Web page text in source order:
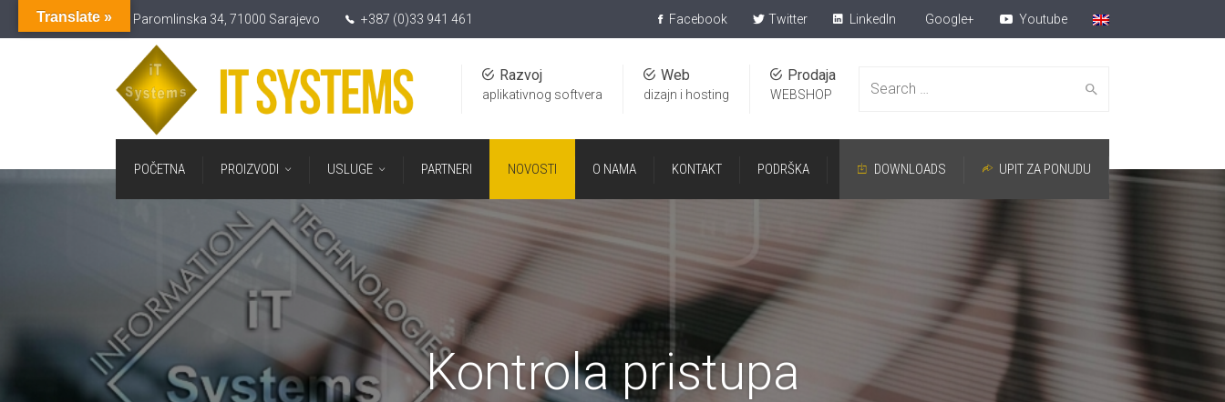
Paromlinska 34, 71000 Sarajevo +387 (0)33 941 461 Facebook Twitter LinkedIn Google+ Youtube
Search for:
Prodaja
WEBSHOP
Web
dizajn i hosting
Razvoj
aplikativnog softvera
POČETNA PROIZVODI USLUGE PARTNERI NOVOSTI O NAMA KONTAKT PODRŠKA UPIT ZA PONUDU
DOWNLOADS
Kontrola pristupa
Translate »